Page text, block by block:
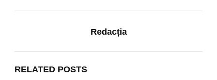
Redacția
RELATED POSTS